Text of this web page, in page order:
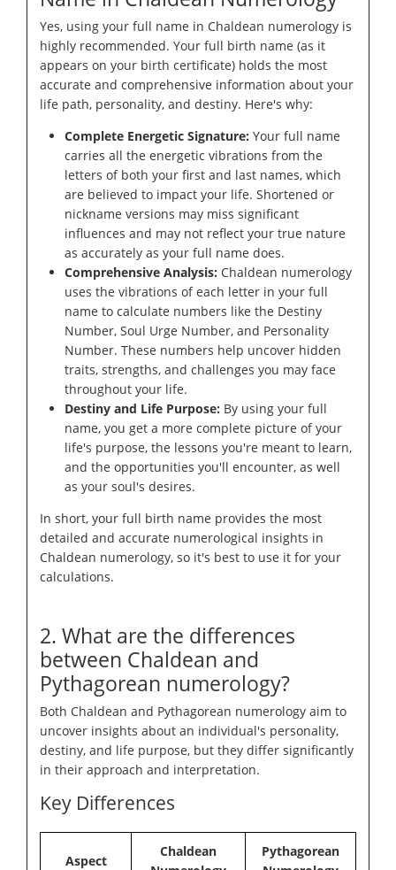
Yes, using your full name in Chaldean numerology is
highly recommended. Your full birth name (as it
appears on your birth certificate) holds the most
accurate and comprehensive information about your
life path, personality, and destiny. Here's why:
Complete Energetic Signature: Your full name
carries all the energetic vibrations from the
letters of both your first and last names, which
are believed to impact your life. Shortened or
nickname versions may miss significant
influences and may not reflect your true nature
as accurately as your full name does.
Comprehensive Analysis: Chaldean numerology
uses the vibrations of each letter in your full
name to calculate numbers like the Destiny
Number, Soul Urge Number, and Personality
Number. These numbers help uncover hidden
traits, strengths, and challenges you may face
throughout your life.
Destiny and Life Purpose: By using your full
name, you get a more complete picture of your
life's purpose, the lessons you're meant to learn,
and the opportunities you'll encounter, as well
as your soul's desires.
In short, your full birth name provides the most
detailed and accurate numerological insights in
Chaldean numerology, so it's best to use it for your
calculations.
2. What are the differences
between Chaldean and
Pythagorean numerology?
Both Chaldean and Pythagorean numerology aim to
uncover insights about an individual's personality,
destiny, and life purpose, but they differ significantly
in their approach and interpretation.
Key Differences
Aspect
Chaldean
Pythagorean